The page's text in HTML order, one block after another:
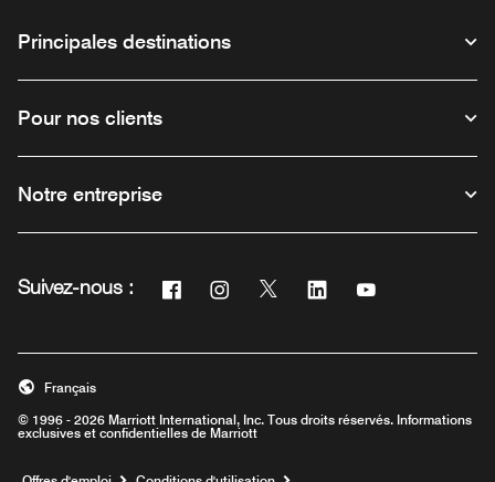
Principales destinations
Pour nos clients
Notre entreprise
Suivez-nous : Facebook
Ouvre une nouvelle fenêtre
Instagram
Ouvre une nouvelle fenêtre
Twitter
Ouvre une nouvelle fenêtre
Linkedin
Ouvre une nouvelle
Ouvre une
© 1996 - 2026 Marriott International, Inc. Tous droits réservés. Informations
exclusives et confidentielles de Marriott
Français